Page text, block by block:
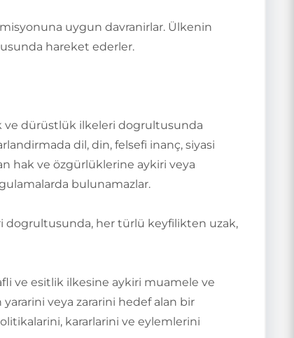
uygun davranirlar. Ülkenin
hareket ederler.
ve dürüstlük ilkeleri dogrultusunda
dil, din, felsefi inanç, siyasi
hak ve özgürlüklerine aykiri veya
bulunamazlar.
dogrultusunda, her türlü keyfilikten uzak,
ve esitlik ilkesine aykiri muamele ve
veya zararini hedef alan bir
kararlarini ve eylemlerini